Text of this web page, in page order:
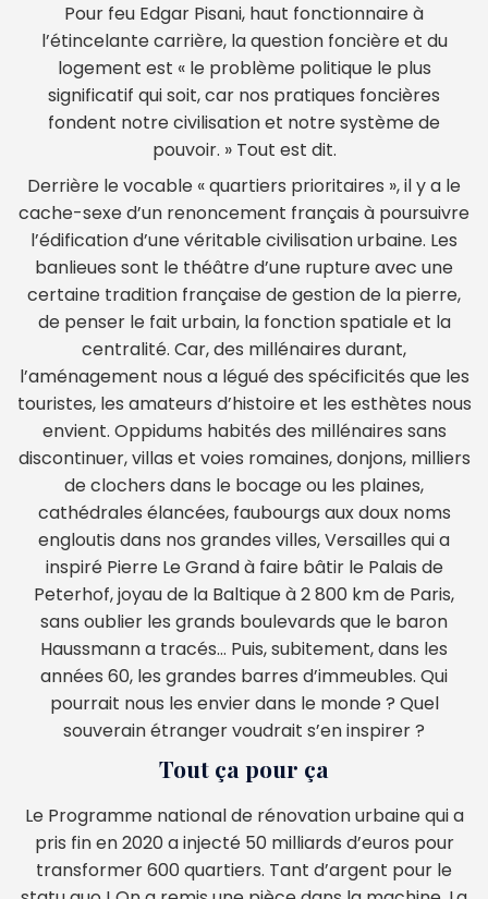
Pour feu Edgar Pisani, haut fonctionnaire à
l’étincelante carrière, la question foncière et du
logement est « le problème politique le plus
significatif qui soit, car nos pratiques foncières
fondent notre civilisation et notre système de
pouvoir. » Tout est dit.
Derrière le vocable « quartiers prioritaires », il y a le
cache-sexe d’un renoncement français à poursuivre
l’édification d’une véritable civilisation urbaine. Les
banlieues sont le théâtre d’une rupture avec une
certaine tradition française de gestion de la pierre,
de penser le fait urbain, la fonction spatiale et la
centralité. Car, des millénaires durant,
l’aménagement nous a légué des spécificités que les
touristes, les amateurs d’histoire et les esthètes nous
envient. Oppidums habités des millénaires sans
discontinuer, villas et voies romaines, donjons, milliers
de clochers dans le bocage ou les plaines,
cathédrales élancées, faubourgs aux doux noms
engloutis dans nos grandes villes, Versailles qui a
inspiré Pierre Le Grand à faire bâtir le Palais de
Peterhof, joyau de la Baltique à 2 800 km de Paris,
sans oublier les grands boulevards que le baron
Haussmann a tracés… Puis, subitement, dans les
années 60, les grandes barres d’immeubles. Qui
pourrait nous les envier dans le monde ? Quel
souverain étranger voudrait s’en inspirer ?
Tout ça pour ça
Le Programme national de rénovation urbaine qui a
pris fin en 2020 a injecté 50 milliards d’euros pour
transformer 600 quartiers. Tant d’argent pour le